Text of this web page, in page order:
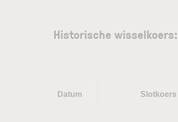
Historische wisselkoers:
Datum